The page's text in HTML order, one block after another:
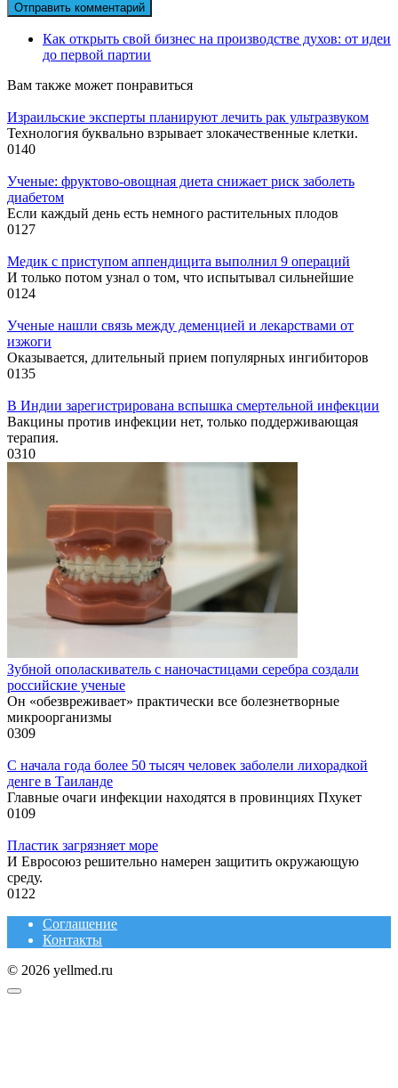
Как открыть свой бизнес на производстве духов: от идеи
до первой партии
Вам также может понравиться
Израильские эксперты планируют лечить рак ультразвуком
Технология буквально взрывает злокачественные клетки.
0140
Ученые: фруктово-овощная диета снижает риск заболеть
диабетом
Если каждый день есть немного растительных плодов
0127
Медик с приступом аппендицита выполнил 9 операций
И только потом узнал о том, что испытывал сильнейшие
0124
Ученые нашли связь между деменцией и лекарствами от
изжоги
Оказывается, длительный прием популярных ингибиторов
0135
В Индии зарегистрирована вспышка смертельной инфекции
Вакцины против инфекции нет, только поддерживающая
терапия.
0310
Зубной ополаскиватель с наночастицами серебра создали
российские ученые
Он «обезвреживает» практически все болезнетворные
микроорганизмы
0309
С начала года более 50 тысяч человек заболели лихорадкой
денге в Таиланде
Главные очаги инфекции находятся в провинциях Пхукет
0109
Пластик загрязняет море
И Евросоюз решительно намерен защитить окружающую
среду.
0122
Соглашение
Контакты
© 2026 yellmed.ru